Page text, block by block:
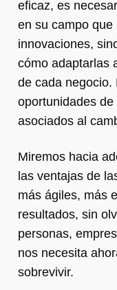
eficaz, es
en su campo
innovaciones,
cómo adaptarlas
de cada negocio.
oportunidades
asociados al
Miremos hacia
las ventajas de
más ágiles, más
resultados, sin
personas,
nos necesita
sobrevivir.